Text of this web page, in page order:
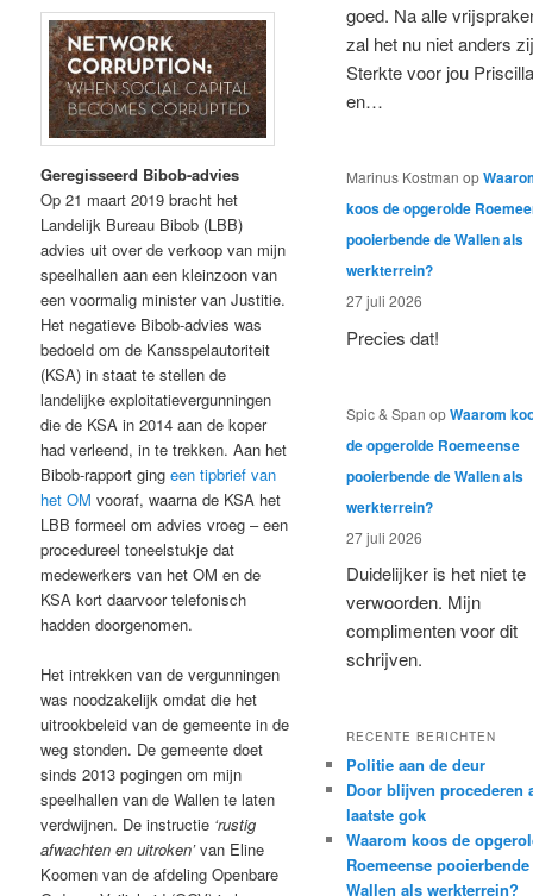
Geregisseerd Bibob-advies
Op 21 maart 2019 bracht het
Landelijk Bureau Bibob (LBB)
advies uit over de verkoop van mijn
speelhallen aan een kleinzoon van
een voormalig minister van Justitie.
Het negatieve Bibob-advies was
bedoeld om de Kansspelautoriteit
(KSA) in staat te stellen de
landelijke exploitatievergunningen
die de KSA in 2014 aan de koper
had verleend, in te trekken. Aan het
Bibob-rapport gingeen tipbrief van
het OM vooraf, waarna de KSA het
LBB formeel om advies vroeg – een
procedureel toneelstukje dat
medewerkers van het OM en de
KSA kort daarvoor telefonisch
hadden doorgenomen.
Het intrekken van de vergunningen
was noodzakelijk omdat die het
uitrookbeleid van de gemeente in de
weg stonden. De gemeente doet
sinds 2013 pogingen om mijn
speelhallen van de Wallen te laten
verdwijnen. De instructie ‘rustig
afwachten en uitroken’van Eline
Koomen van de afdeling Openbare
goed. Na alle
zal het nu niet anders
Sterkte voor jou Priscilla
en…
Marinus Kostman op
koos de opgerolde
pooierbende de Wallen als
werkterrein?
27 juli 2026
Precies dat!
Spic & Span opWaarom
de opgerolde Roemeense
pooierbende de Wallen als
werkterrein?
27 juli 2026
Duidelijker is het niet te
verwoorden. Mijn
complimenten voor dit
schrijven.
RECENTE BERICHTEN
Politie aan de deur
Door blijven procederen
laatste gok
Waarom koos de
Roemeense
Wallen als werkterrein?